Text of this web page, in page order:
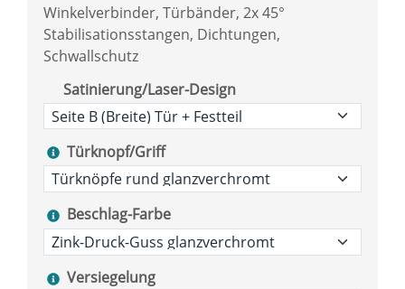
Winkelverbinder, Türbänder, 2x 45°
Stabilisationsstangen, Dichtungen,
Schwallschutz
Satinierung/Laser-Design
Türknopf/Griff
Beschlag-Farbe
Versiegelung